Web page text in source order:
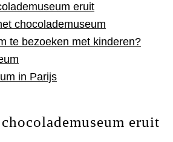
eruit
chocolademuseum
te bezoeken met kinderen?
in Parijs
eruit